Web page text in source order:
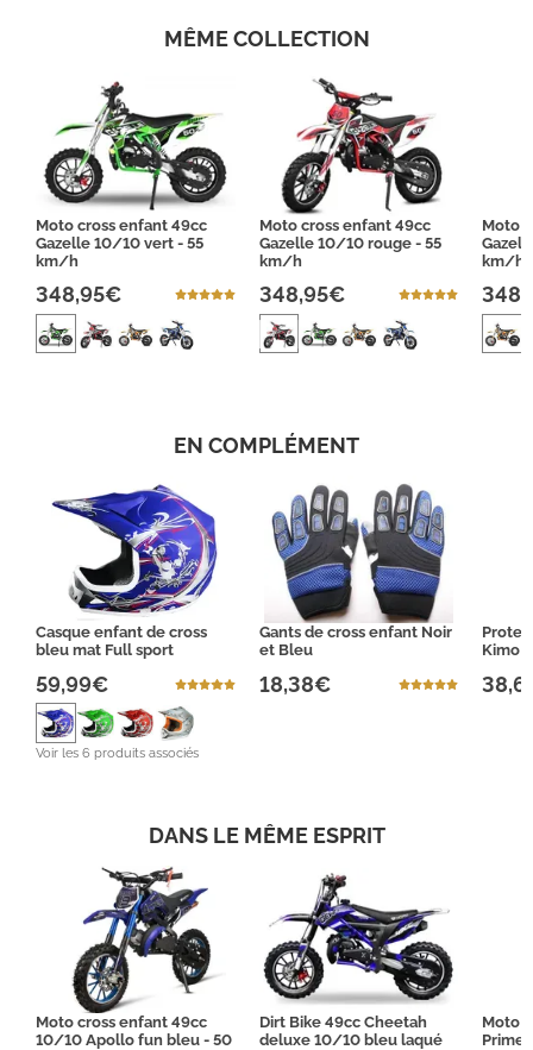
MÊME COLLECTION
Moto cross enfant 49cc
Gazelle 10/10 vert - 55
km/h
348,95€
Moto cross enfant 49cc
Gazelle 10/10 rouge - 55
km/h
348,95€
Moto
km/h
EN COMPLÉMENT
Casque enfant de cross
bleu mat Full sport
59,99€
Voir les 6 produits associés
Gants de cross enfant Noir
et Bleu
18,38€
Kimo
DANS LE MÊME ESPRIT
Moto cross enfant 49cc
10/10 Apollo fun bleu - 50
Dirt Bike 49cc Cheetah
deluxe 10/10 bleu laqué
Moto
Prime